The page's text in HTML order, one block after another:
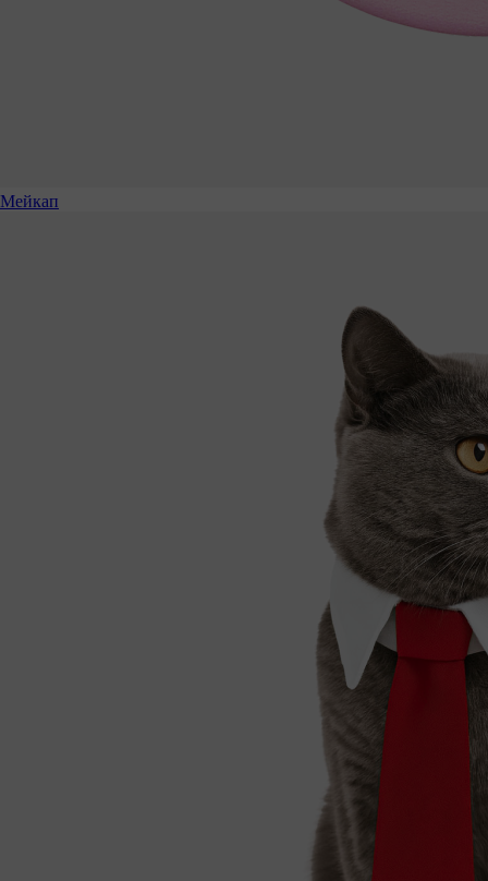
Мейкап